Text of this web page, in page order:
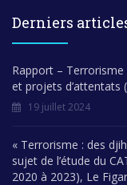
Derniers
Rapport –
et projets d’attentats
19 juillet 2024
« Terrorisme : des
sujet de l’étude du
2020 à 2023), Le